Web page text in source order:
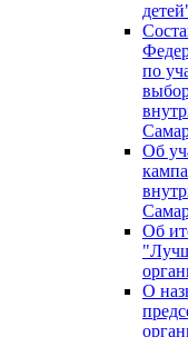
по
Об
Об
О